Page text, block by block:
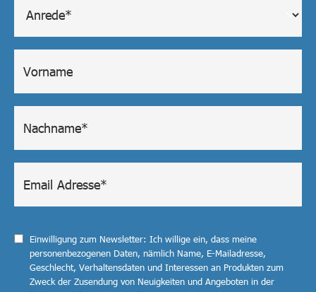
Einwilligung zum Newsletter: Ich willige ein, dass meine
personenbezogenen Daten, nämlich Name, E-Mailadresse,
Geschlecht, Verhaltensdaten und Interessen an Produkten zum
Zweck der Zusendung von Neuigkeiten und Angeboten in der